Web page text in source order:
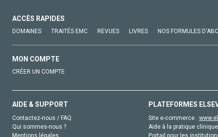
ACCÈS RAPIDES
DOMAINES TRAITÉS EMC REVUES LIVRES NOS FORMULES
MON COMPTE
CRÉER UN COMPTE
AIDE & SUPPORT
Contactez-nous / FAQ
Qui sommes-nous ?
Mentions légales
PLATEFORMES
Site e-commerce :
Aide à la pratique
Portail pour les